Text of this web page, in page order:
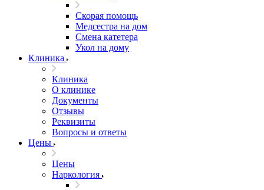
Скорая помощь
Медсестра на дом
Смена катетера
Укол на дому
Клиника
Клиника
О клинике
Документы
Отзывы
Реквизиты
Вопросы и ответы
Цены
Цены
Наркология